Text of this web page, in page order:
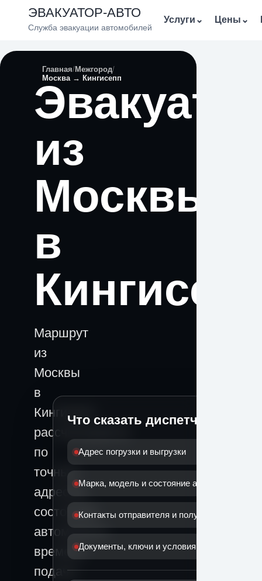
ЭВАКУАТОР-АВТО
Служба эвакуации автомобилей
Услуги ⌄ Цены ⌄
Главная Межгород
Москва → Кингисепп
из
Москвы
в
Маршрут
из
Москвы
в
Кингисепп
рассчитывается
по
точным
адресам,
состоянию
автомобиля,
времени
подачи
Что сказать диспетчеру
Адрес погрузки и выгрузки
Марка, модель и состояние автомобиля
Контакты отправителя и получателя
Документы, ключи и условия передачи